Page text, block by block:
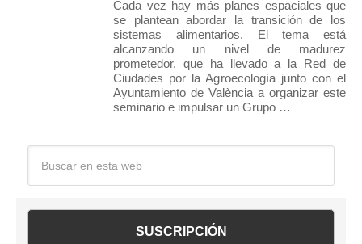
Cada vez hay más planes espaciales que
se plantean abordar la transición de los
sistemas alimentarios. El tema está
alcanzando un nivel de madurez
prometedor, que ha llevado a la Red de
Ciudades por la Agroecología junto con el
Ayuntamiento de València a organizar este
seminario e impulsar un Grupo …
Barra
lateral
principal